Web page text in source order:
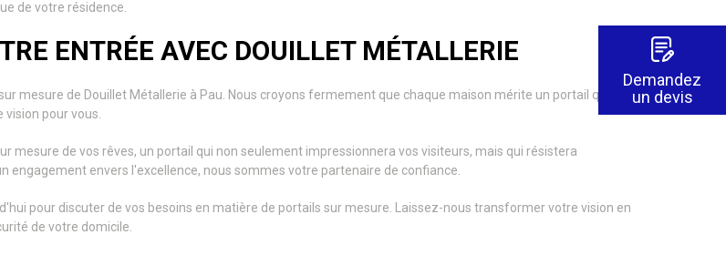
de votre résidence.
ENTRÉE AVEC DOUILLET MÉTALLERIE
mesure de Douillet Métallerie à Pau. Nous croyons fermement que chaque maison mérite un portail qui
pour vous.
mesure de vos rêves, un portail qui non seulement impressionnera vos visiteurs, mais qui résistera
envers l'excellence, nous sommes votre partenaire de confiance.
pour discuter de vos besoins en matière de portails sur mesure. Laissez-nous transformer votre vision en
de votre domicile.
Demandez
un devis